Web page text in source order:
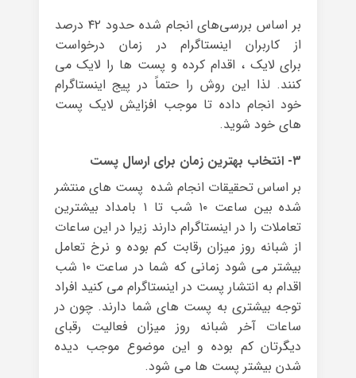
بر اساس بررسی‌های انجام شده حدود ۴۲ درصد
از کاربران اینستاگرام در زمان درخواست
برای لایک ، اقدام کرده و پست ها را لایک می
کنند. لذا این روش را حتماً در پیج اینستاگرام
خود انجام داده تا موجب افزایش لایک پست
های خود شوید.
۳- انتخاب بهترین زمان برای ارسال پست
بر اساس تحقیقات انجام شده پست های منتشر
شده بین ساعت ۱۰ شب تا ۱ بامداد بیشترین
تعاملات را در اینستاگرام دارند زیرا در این ساعات
از شبانه روز میزان رقابت کم بوده و نرخ تعامل
بیشتر می شود زمانی که شما در ساعت ۱۰ شب
اقدام به انتشار پست در اینستاگرام می کنید افراد
توجه بیشتری به پست های شما دارند. چون در
ساعات آخر شبانه روز میزان فعالیت رقبای
دیگرتان کم بوده و این موضوع موجب دیده
شدن بیشتر پست ها می شود.